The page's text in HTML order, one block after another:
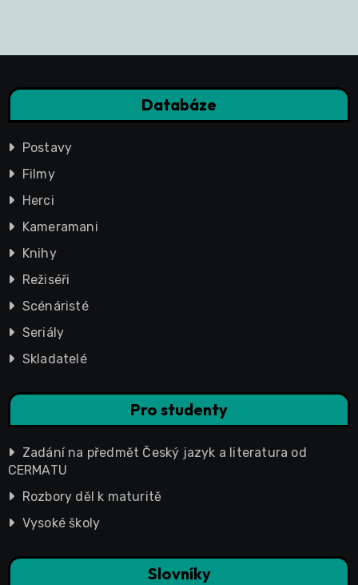
Databáze
Postavy
Filmy
Herci
Kameramani
Knihy
Režiséři
Scénáristé
Seriály
Skladatelé
Pro studenty
Zadání na předmět Český jazyk a literatura od
CERMATU
Rozbory děl k maturitě
Vysoké školy
Slovníky